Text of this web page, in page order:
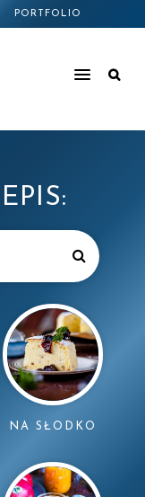
PORTFOLIO
NA SŁODKO